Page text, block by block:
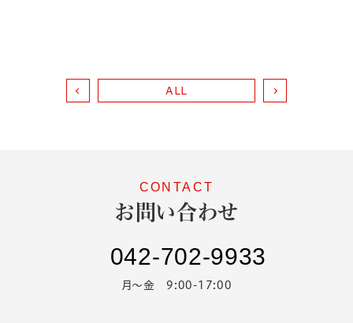
ALL
お問い合わせ
042-702-9933
月～金 9:00-17:00